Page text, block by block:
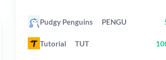
Pudgy Penguins PENGU
Tutorial TUT